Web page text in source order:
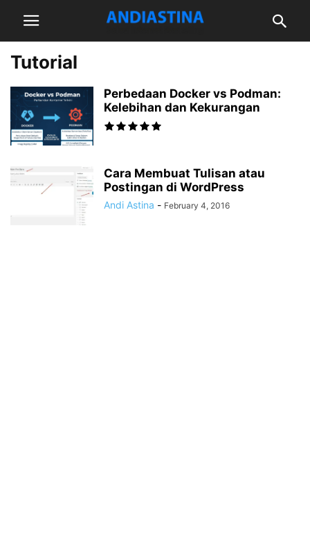
Tutorial
Perbedaan Docker vs Podman:
Kelebihan dan Kekurangan
Cara Membuat Tulisan atau
Postingan di WordPress
Andi Astina - February 4, 2016